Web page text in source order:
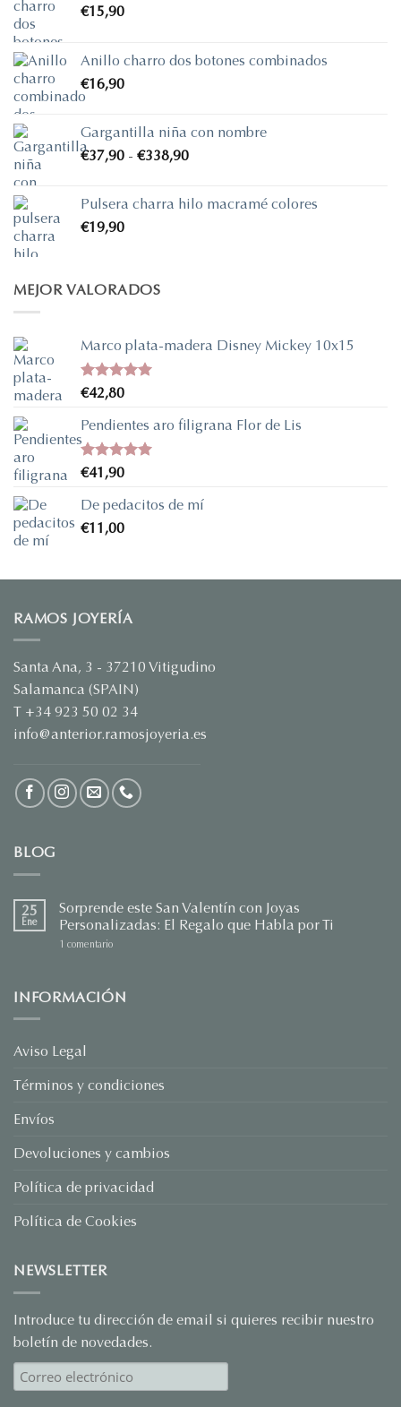
€15,90
Anillo charro dos botones combinados
€16,90
Gargantilla niña con nombre
€37,90 - €338,90Rango
desde
Pulsera charra hilo macramé colores
€19,90
MEJOR VALORADOS
Marco plata-madera Disney Mickey 10x15
Valorado
con
de 5
€42,80
Pendientes aro filigrana Flor de Lis
Valorado
con
de 5
€41,90
De pedacitos de mí
€11,00
RAMOS JOYERÍA
Santa Ana, 3 - 37210 Vitigudino
Salamanca (SPAIN)
T +34 923 50 02 34
info@anterior.ramosjoyeria.es
BLOG
25
Ene
Sorprende este San Valentín con Joyas
Personalizadas: El Regalo que Habla por Ti
1 comentarioen
Valentín
con
por
INFORMACIÓN
Aviso Legal
Términos y condiciones
Envíos
Devoluciones y cambios
Política de privacidad
Política de Cookies
NEWSLETTER
Introduce tu dirección de email si quieres recibir nuestro
boletín de novedades.